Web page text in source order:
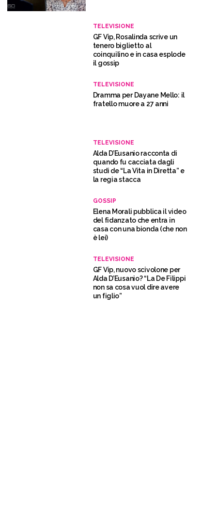
TELEVISIONE
GF Vip, Rosalinda scrive un
tenero biglietto al
coinquilino e in casa esplode
il gossip
TELEVISIONE
Dramma per Dayane Mello: il
fratello muore a 27 anni
TELEVISIONE
Alda D’Eusanio racconta di
quando fu cacciata dagli
studi de “La Vita in Diretta” e
la regia stacca
GOSSIP
Elena Morali pubblica il video
del fidanzato che entra in
casa con una bionda (che non
è lei)
TELEVISIONE
GF Vip, nuovo scivolone per
Alda D’Eusanio? “La De Filippi
non sa cosa vuol dire avere
un figlio”